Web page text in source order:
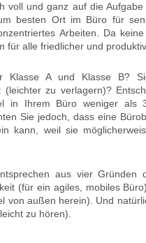
voll und ganz auf die Aufgabe
besten Ort im Büro für
Arbeiten. Da
für alle friedlicher und
Klasse A und Klasse B?
zu verlagern)?
in Ihrem Büro weniger als
Sie jedoch, dass eine
kann, weil sie
aus vier Gründen
(für ein agiles, mobiles
von außen herein). Und
zu hören).